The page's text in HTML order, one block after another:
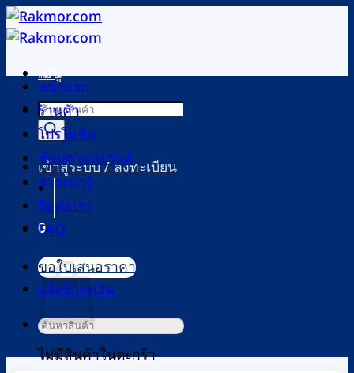
ข้าม
ไป
เนื้อหาเมนู
Products
search
เข้าสู่ระบบ / ลงทะเบียน
0
ไม่มีสินค้าในตะกร้า
หน้าแรก
ร้านค้า
โปรโมชัน
ช้อปตามแบรนด์
สาระน่ารู้
ติดต่อเรา
FAQ
ขอใบเสนอราคา
แจ้งชำระเงิน
ค้นหา: